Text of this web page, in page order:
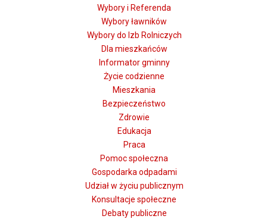
Wybory i Referenda
Wybory ławników
Wybory do Izb Rolniczych
Dla mieszkańców
Informator gminny
Życie codzienne
Mieszkania
Bezpieczeństwo
Zdrowie
Edukacja
Praca
Pomoc społeczna
Gospodarka odpadami
Udział w życiu publicznym
Konsultacje społeczne
Debaty publiczne